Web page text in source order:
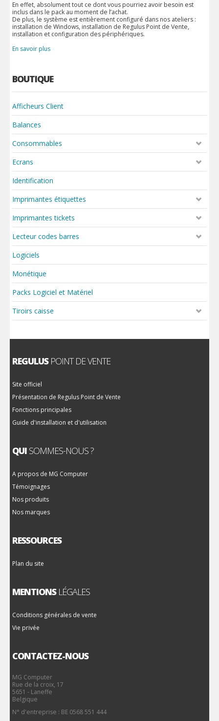
En effet, absolument tout ce dont vous pourriez avoir besoin est
inclus dans le pack au moment de l’achat.
De plus, le système est entièrement configuré dans nos ateliers :
installation de Windows, installation de Regulus Point de Vente,
installation et configuration des périphériques.
En savoir plus
BOUTIQUE
Afficheurs Client
Balances
Consommables
Ecrans
Identification
Imprimantes étiquettes
Imprimantes tickets
Lecteur codes barres
Logiciels
Monétique
Packs Logiciel et Matériel
Tiroirs caisse
REGULUSPOINT DE VENTE
Site officiel
Présentation de Regulus Point de Vente
Fonctions principales
Guide d'installation et d'utilisation
QUI SOMMES-NOUS ?
A propos de MG Computer
Témoignages
Nos produits
Nos marques
RESSOURCES
Plan du site
MENTIONSLÉGALES
Conditions générales de vente
Vie privée
CONTACTEZ-NOUS
MG Computer
Rue de la croix, 17
5651 - Laneffe
Belgique
N° d'entreprise : BE 0568 551 444